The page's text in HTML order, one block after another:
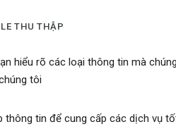
THU THẬP
hiểu rõ các loại thông tin mà
tôi
thông tin để cung cấp các dịch vụ